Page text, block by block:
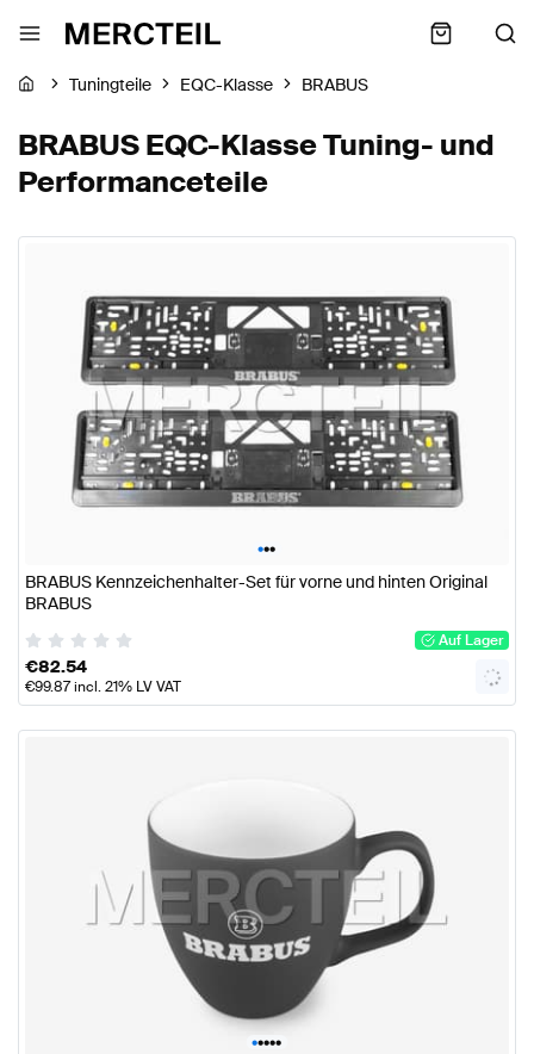
Tuningteile EQC-Klasse BRABUS
BRABUS EQC-Klasse Tuning- und
Performanceteile
•••
BRABUS Kennzeichenhalter-Set für vorne und hinten Original
BRABUS
Auf Lager
€82.54
€99.87incl. 21% LV VAT
•••••